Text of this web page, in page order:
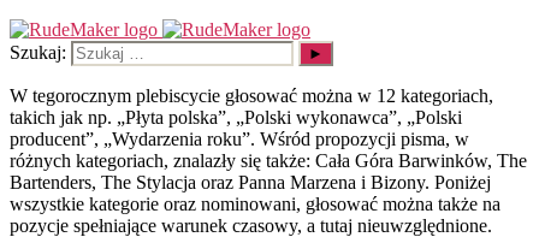
Szukaj:
W tegorocznym plebiscycie głosować można w 12 kategoriach,
takich jak np. „Płyta polska”, „Polski wykonawca”, „Polski
producent”, „Wydarzenia roku”. Wśród propozycji pisma, w
różnych kategoriach, znalazły się także: Cała Góra Barwinków, The
Bartenders, The Stylacja oraz Panna Marzena i Bizony. Poniżej
wszystkie kategorie oraz nominowani, głosować można także na
pozycje spełniające warunek czasowy, a tutaj nieuwzględnione.